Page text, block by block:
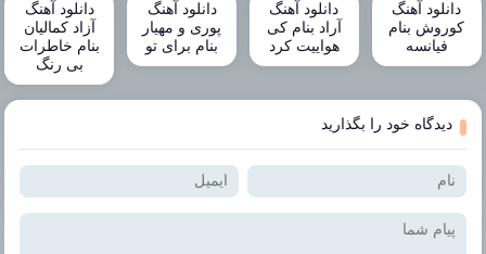
دانلود آهنگ
کوروش بنام
فیانسه
دانلود آهنگ
آراد بنام کی
هواییت کرد
دانلود آهنگ
پوری و مهیار
بنام برای تو
دانلود آهنگ
آزاد کمالیان
بنام خاطرات
بی رنگ
دیدگاه خود را بگذارید